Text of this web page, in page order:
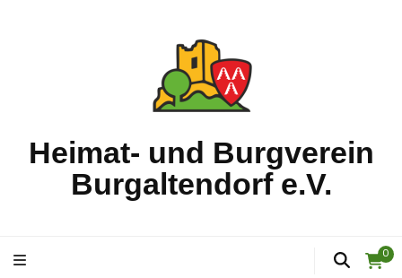
Heimat- und Burgverein
Burgaltendorf e.V.
0